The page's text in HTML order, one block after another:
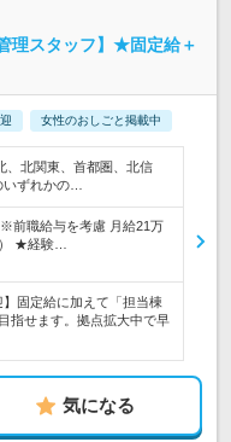
理スタッフ】★固定給＋
女性のおしごと掲載中
、北関東、首都圏、北信
ずれかの…
前職給与を考慮 月給21万
★経験…
】固定給に加えて「担当棟
指せます。拠点拡大中で早
気になる